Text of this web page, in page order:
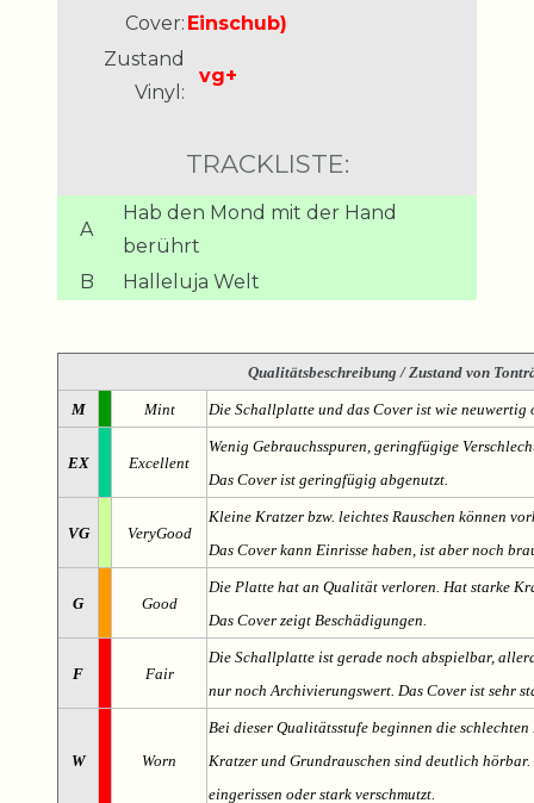
Cover: Einschub)
Zustand
Vinyl:
vg+
TRACKLISTE:
A
Hab den Mond mit der Hand
berührt
B
Halleluja Welt
Qualitätsbeschreibung / Zustand von
M Mint Die Schallplatte und das Cover ist wie
EX Excellent
Wenig Gebrauchsspuren, geringfügige
Das Cover ist geringfügig abgenutzt.
VG VeryGood
Kleine Kratzer bzw. leichtes Rauschen können
Das Cover kann Einrisse haben, ist aber noch
G Good
Die Platte hat an Qualität verloren. Hat starke
Das Cover zeigt Beschädigungen.
F Fair
Die Schallplatte ist gerade noch abspielbar,
nur noch Archivierungswert. Das Cover ist sehr
W Worn
Bei dieser Qualitätsstufe beginnen die
Kratzer und Grundrauschen sind deutlich
eingerissen oder stark verschmutzt.